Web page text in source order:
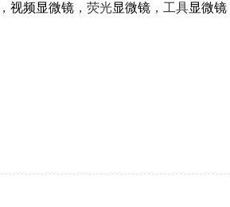
， 视频显微镜 ，荧光显微镜 ，工具显微镜